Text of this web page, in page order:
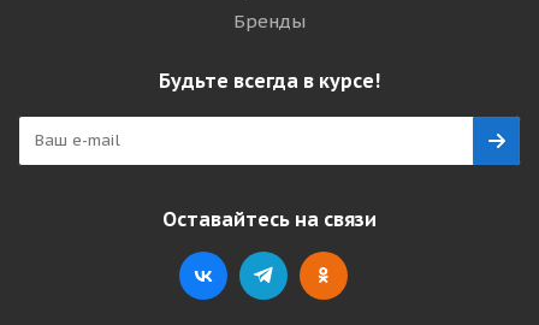
Бренды
Будьте всегда в курсе!
Оставайтесь на связи